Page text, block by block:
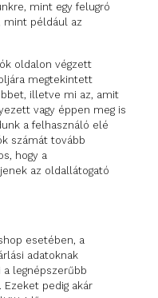
mint egy felugró
mint például az
oldalon végzett
megtekintett
illetve mi az, amit
vagy éppen meg is
a felhasználó elé
számát tovább
hogy a
az oldallátogató
esetében, a
adatoknak
legnépszerűbb
pedig akár